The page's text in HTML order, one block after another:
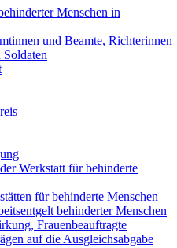
Menschen in
und Beamte, Richterinnen
Werkstatt für behinderte
für behinderte Menschen
behinderter Menschen
Frauenbeauftragte
auf die Ausgleichsabgabe